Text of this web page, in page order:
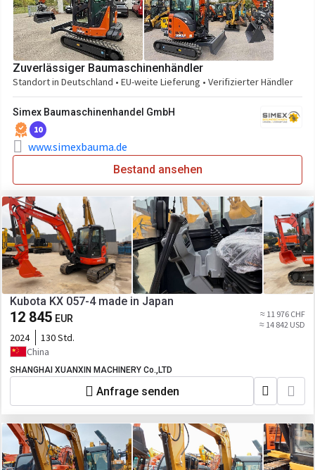
Zuverlässiger Baumaschinenhändler
Standort in Deutschland • EU-weite Lieferung • Verifizierter Händler
Simex Baumaschinenhandel GmbH
10
www.simexbauma.de
Bestand ansehen
Kubota KX 057-4 made in Japan
12 845 EUR
≈ 11 976 CHF
≈ 14 842 USD
2024
130 Std.
China
SHANGHAI XUANXIN MACHINERY Co.,LTD
Anfrage senden